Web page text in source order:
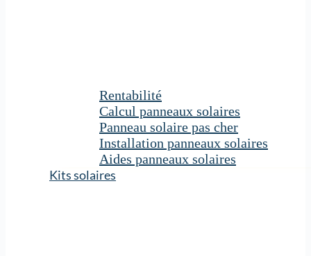
Rentabilité
Calcul panneaux solaires
Panneau solaire pas cher
Installation panneaux solaires
Aides panneaux solaires
Kits solaires